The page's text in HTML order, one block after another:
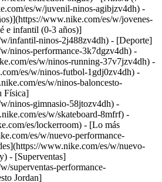
es/w/juvenil-ninos-agibjzv4dh) -
www.nike.com/es/w/jovenes-
e infantil (0-3 años)]
infantil-ninos-2j488zv4dh) - [Deporte]
ninos-performance-3k7dgzv4dh) -
es/w/ninos-running-37v7jzv4dh) -
es/w/ninos-futbol-1gdj0zv4dh) -
es/w/ninos-baloncesto-
Física]
ninos-gimnasio-58jtozv4dh) -
es/w/skateboard-8mfrf) -
es/lockerroom) - [Lo más
es/w/nuevo-performance-
www.nike.com/es/w/nuevo-
- [Superventas]
superventas-performance-
Jordan]